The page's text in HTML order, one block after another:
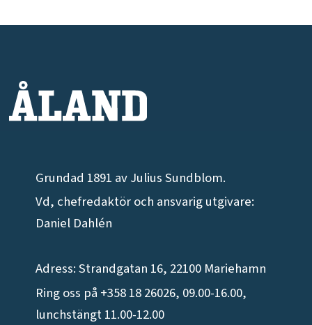
Grundad 1891 av Julius Sundblom.
Vd, chefredaktör och ansvarig utgivare:
Daniel Dahlén
Adress: Strandgatan 16, 22100 Mariehamn
Ring oss på +358 18 26026, 09.00-16.00,
lunchstängt 11.00-12.00